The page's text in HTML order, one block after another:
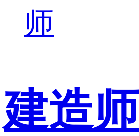
师
建造师